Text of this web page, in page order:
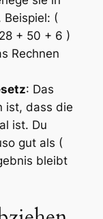
Beispiel: (
+ 50 + 6 )
Rechnen
: Das
ist, dass die
ist. Du
gut als (
bleibt